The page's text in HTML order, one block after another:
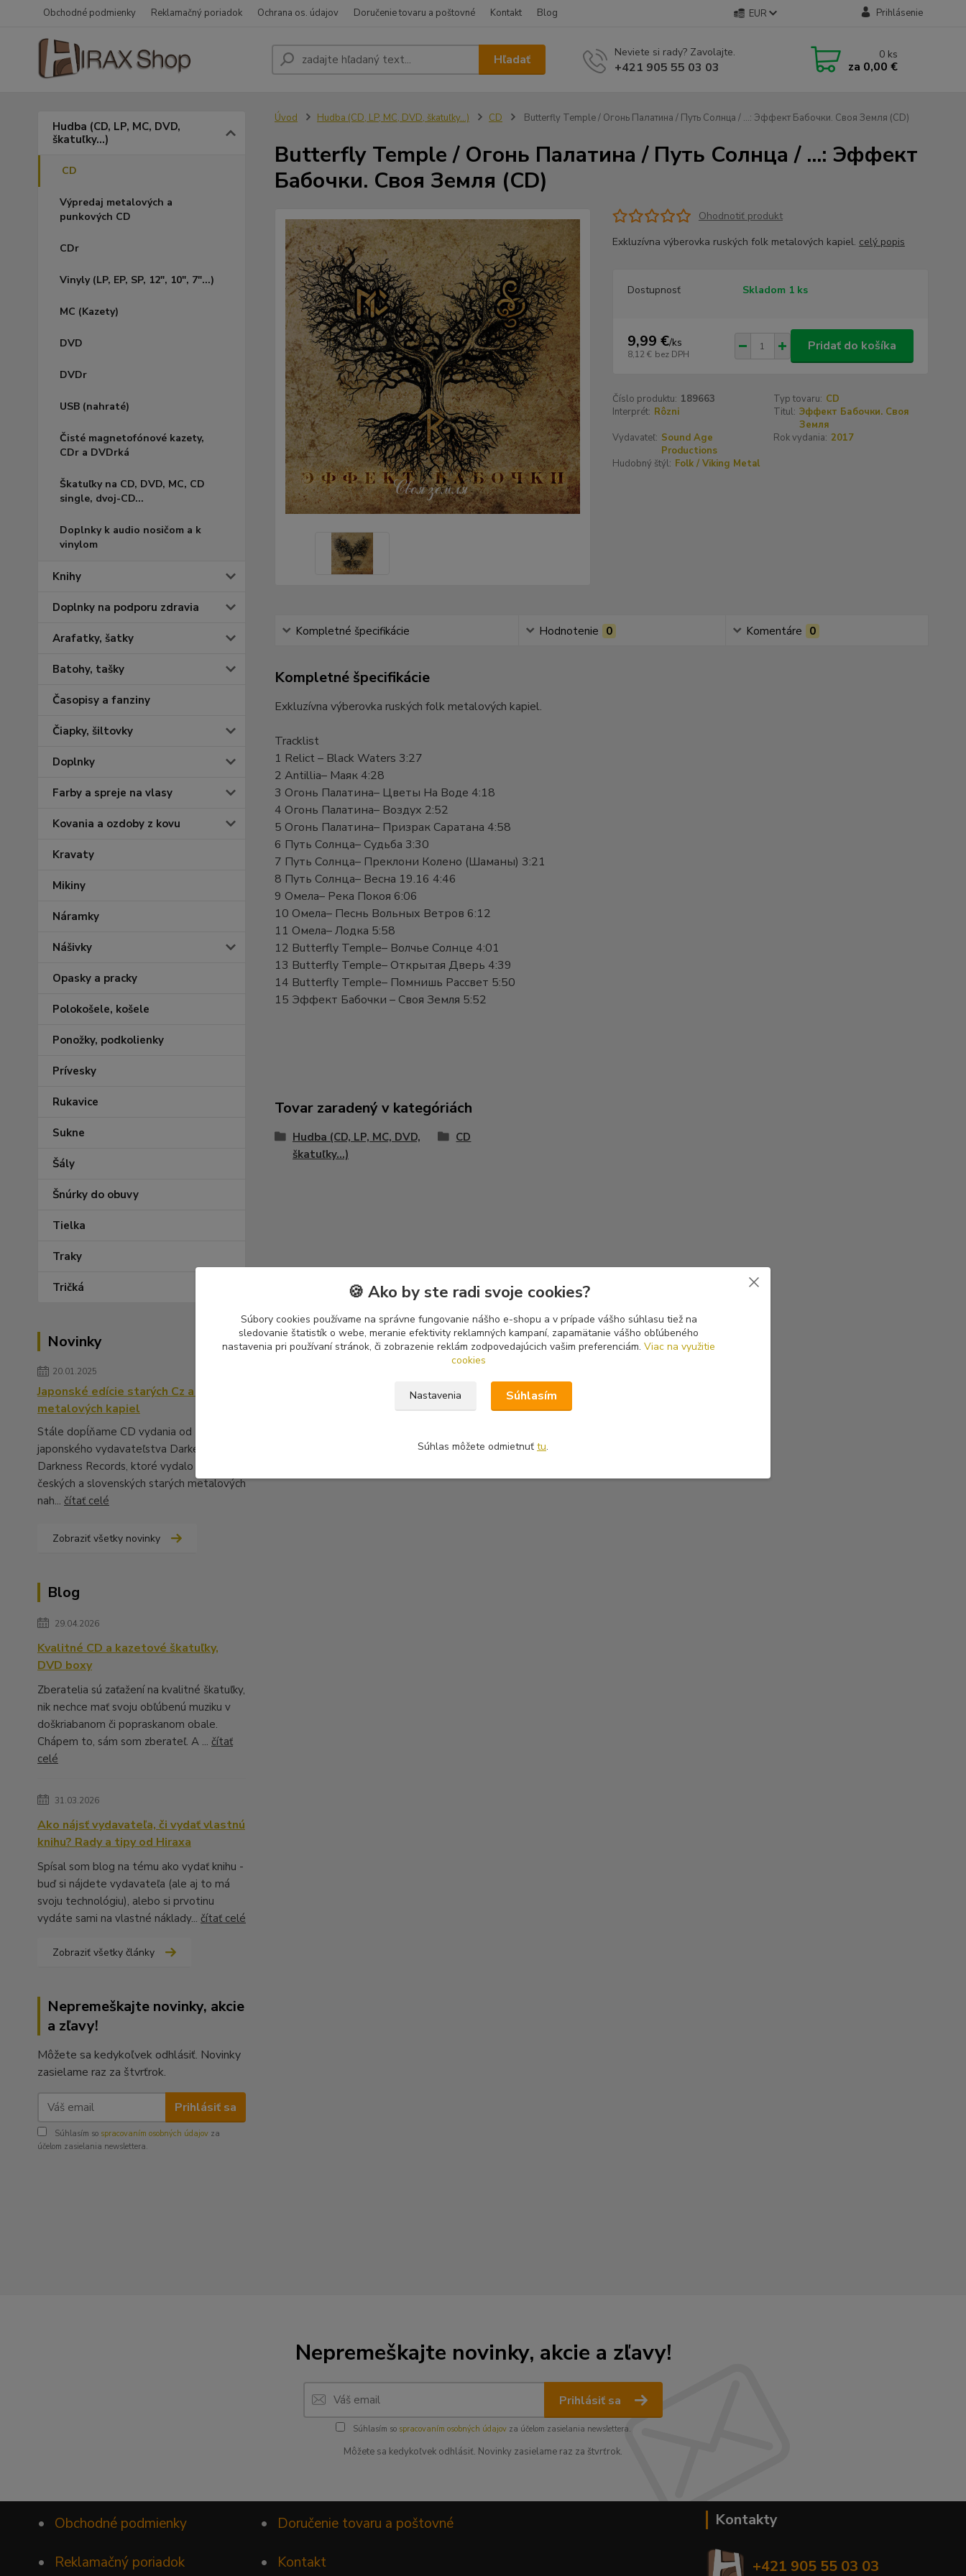
Obchodné podmienky Reklamačný poriadok Ochrana os. údajov Doručenie tovaru a poštovné Kontakt Blog EUR Prihlásenie
Hľadať Neviete si rady? Zavolajte.
+421 905 55 03 03
0 ks
za 0,00 €
Hudba (CD, LP, MC, DVD,
škatuľky...)
CD
Výpredaj metalových a
punkových CD
CDr
Vinyly (LP, EP, SP, 12", 10", 7"...)
MC (Kazety)
DVD
DVDr
USB (nahraté)
Čisté magnetofónové kazety,
CDr a DVDrká
Škatuľky na CD, DVD, MC, CD
single, dvoj-CD...
Doplnky k audio nosičom a k
vinylom
Knihy
Doplnky na podporu zdravia
Arafatky, šatky
Batohy, tašky
Časopisy a fanziny
Čiapky, šiltovky
Doplnky
Farby a spreje na vlasy
Kovania a ozdoby z kovu
Kravaty
Mikiny
Náramky
Nášivky
Opasky a pracky
Polokošele, košele
Ponožky, podkolienky
Prívesky
Rukavice
Sukne
Šály
Šnúrky do obuvy
Tielka
Traky
Tričká
Novinky
20.01.2025
Japonské edície starých Cz a Sk
metalových kapiel
Stále dopĺňame CD vydania od
japonského vydavateľstva Darker Than
Darkness Records, ktoré vydalo množstvo
českých a slovenských starých metalových
nah... čítať celé
Zobraziť všetky novinky
Blog
29.04.2026
Kvalitné CD a kazetové škatuľky,
DVD boxy
Zberatelia sú zaťažení na kvalitné škatuľky,
nik nechce mať svoju obľúbenú muziku v
doškriabanom či popraskanom obale.
Chápem to, sám som zberateľ. A ... čítať
celé
31.03.2026
Ako nájsť vydavateľa, či vydať vlastnú
knihu? Rady a tipy od Hiraxa
Spísal som blog na tému ako vydať knihu -
buď si nájdete vydavateľa (ale aj to má
svoju technológiu), alebo si prvotinu
vydáte sami na vlastné náklady... čítať celé
Zobraziť všetky články
Nepremeškajte novinky, akcie
a zľavy!
Môžete sa kedykoľvek odhlásiť. Novinky
zasielame raz za štvrťrok.
Prihlásiť sa
Súhlasím so spracovaním osobných údajov za
účelom zasielania newslettera.
Úvod Hudba (CD, LP, MC, DVD, škatuľky...) CD Butterfly Temple / Огонь Палатина / Путь Солнца / ...: Эффект Бабочки. Своя Земля (CD)
Butterfly Temple / Огонь Палатина / Путь Солнца / ...: Эффект
Бабочки. Своя Земля (CD)
Ohodnotiť produkt
Exkluzívna výberovka ruských folk metalových kapiel. celý popis
Dostupnosť Skladom 1 ks
9,99 €/ks
8,12 € bez DPH
Pridať do košíka
Číslo produktu: 189663 Typ tovaru: CD
Interprét: Rôzni Titul: Эффект Бабочки. Своя
Земля
Vydavateľ: Sound Age
Productions
Rok vydania: 2017
Hudobný štýl: Folk / Viking Metal
Kompletné špecifikácie Hodnotenie 0 Komentáre 0
Kompletné špecifikácie
Exkluzívna výberovka ruských folk metalových kapiel.
Tracklist
1 Relict – Black Waters 3:27
2 Antillia– Маяк 4:28
3 Огонь Палатина– Цветы На Воде 4:18
4 Огонь Палатина– Воздух 2:52
5 Огонь Палатина– Призрак Саратана 4:58
6 Путь Солнца– Судьба 3:30
7 Путь Солнца– Преклони Колено (Шаманы) 3:21
8 Путь Солнца– Весна 19.16 4:46
9 Омела– Река Покоя 6:06
10 Омела– Песнь Вольных Ветров 6:12
11 Омела– Лодка 5:58
12 Butterfly Temple– Волчье Солнце 4:01
13 Butterfly Temple– Открытая Дверь 4:39
14 Butterfly Temple– Помнишь Рассвет 5:50
15 Эффект Бабочки – Своя Земля 5:52
Tovar zaradený v kategóriách
Hudba (CD, LP, MC, DVD,
škatuľky...)
CD
Nepremeškajte novinky, akcie a zľavy!
Prihlásiť sa
Súhlasím so spracovaním osobných údajovza účelom zasielania newslettera.
Môžete sa kedykoľvek odhlásiť. Novinky zasielame raz za štvrťrok.
• Obchodné podmienky
• Reklamačný poriadok
• Doručenie tovaru a poštovné
• Kontakt
Kontakty
+421 905 55 03 03
🍪 Ako by ste radi svoje cookies?
Súbory cookies používame na správne fungovanie nášho e-shopu a v prípade vášho súhlasu tiež na
sledovanie štatistík o webe, meranie efektivity reklamných kampaní, zapamätanie vášho obľúbeného
nastavenia pri používaní stránok, či zobrazenie reklám zodpovedajúcich vašim preferenciám. Viac na využitie
cookies
Nastavenia Súhlasím
Súhlas môžete odmietnuť tu.